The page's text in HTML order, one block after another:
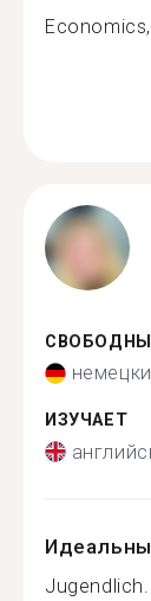
Economics,
ИЗУЧАЕТ
Jugendlich...